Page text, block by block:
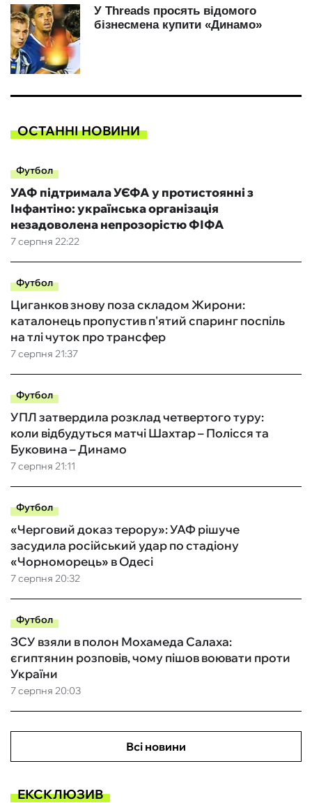
ОСТАННІ НОВИНИ
Футбол
7 серпня 22:22
УАФ підтримала УЄФА у протистоянні з
Інфантіно: українська організація
незадоволена непрозорістю ФІФА
Футбол
7 серпня 21:37
Циганков знову поза складом Жирони:
каталонець пропустив п'ятий спаринг поспіль
на тлі чуток про трансфер
Футбол
7 серпня 21:11
УПЛ затвердила розклад четвертого туру:
коли відбудуться матчі Шахтар – Полісся та
Буковина – Динамо
Футбол
7 серпня 20:32
«Черговий доказ терору»: УАФ рішуче
засудила російський удар по стадіону
«Чорноморець» в Одесі
Футбол
7 серпня 20:03
ЗСУ взяли в полон Мохамеда Салаха:
єгиптянин розповів, чому пішов воювати проти
України
Всі новини
ЕКСКЛЮЗИВ